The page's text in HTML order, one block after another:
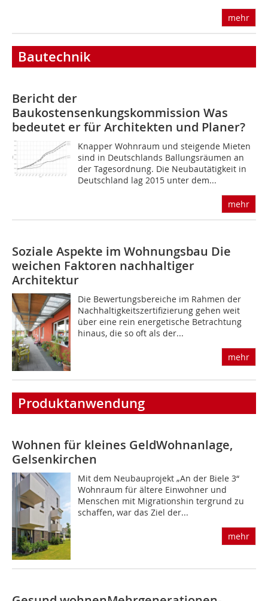
mehr
Bautechnik
Bericht der
Baukostensenkungskommission Was
bedeutet er für Architekten und Planer?
Knapper Wohnraum und steigende Mieten
sind in Deutschlands Ballungsräumen an
der Tagesordnung. Die Neubautätigkeit in
Deutschland lag 2015 unter dem...
mehr
Soziale Aspekte im Wohnungsbau Die
weichen Faktoren nachhaltiger
Architektur
Die Bewertungsbereiche im Rahmen der
Nachhaltigkeitszertifizierung gehen weit
über eine rein energetische Betrachtung
hinaus, die so oft als der...
mehr
Produktanwendung
Wohnen für kleines GeldWohnanlage,
Gelsenkirchen
Mit dem Neubauprojekt „An der Biele 3“
Wohnraum für ältere Einwohner und
Menschen mit Migrationshin tergrund zu
schaffen, war das Ziel der...
mehr